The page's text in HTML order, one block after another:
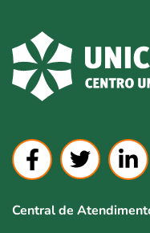
Central de